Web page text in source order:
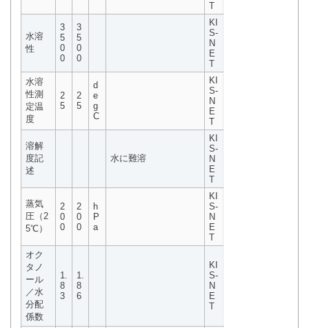
T
水溶
性
3
5
0
0
3
5
0
0
KI
S-
N
E
T
水溶
性測
定温
度
2
5
2
5
d
e
g
C
KI
S-
N
E
T
溶解
度記
述
水に難溶
KI
S-
N
E
T
蒸気
圧（2
5℃）
2
0
0
2
0
0
h
P
a
KI
S-
N
E
T
オク
タノ
ール
／水
分配
係数
1.
8
3
1.
8
6
KI
S-
N
E
T